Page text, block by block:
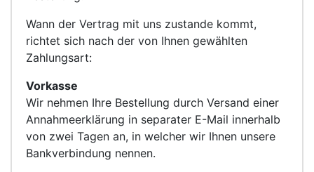
Wann der Vertrag mit uns zustande kommt,
richtet sich nach der von Ihnen gewählten
Zahlungsart:
Vorkasse
Wir nehmen Ihre Bestellung durch Versand einer
Annahmeerklärung in separater E-Mail innerhalb
von zwei Tagen an, in welcher wir Ihnen unsere
Bankverbindung nennen.